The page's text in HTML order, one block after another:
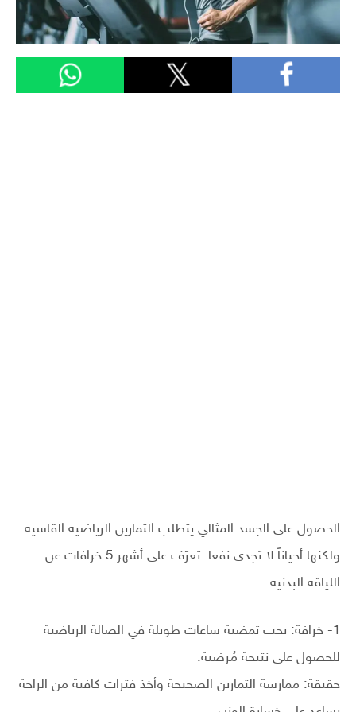
الحصول على الجسد المثالي يتطلب التمارين الرياضية القاسية
ولكنها أحياناً لا تجدي نفعا. تعرّف على أشهر 5 خرافات عن
اللياقة البدنية.
1- خرافة: يجب تمضية ساعات طويلة في الصالة الرياضية
للحصول على نتيجة مُرضية.
حقيقة: ممارسة التمارين الصحيحة وأخذ فترات كافية من الراحة